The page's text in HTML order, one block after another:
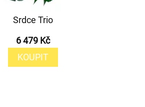
Srdce Trio
6 479 Kč
KOUPIT